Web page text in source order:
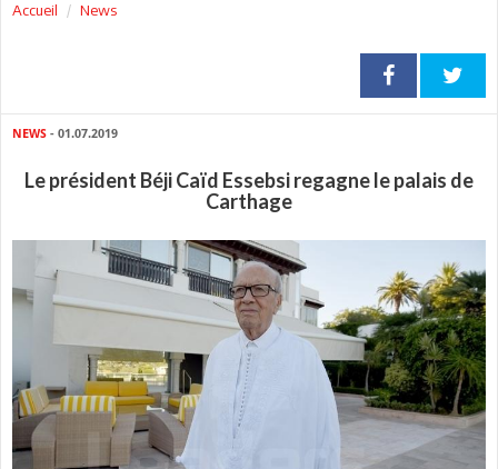
Accueil News
NEWS - 01.07.2019
Le président Béji Caïd Essebsi regagne le palais de
Carthage